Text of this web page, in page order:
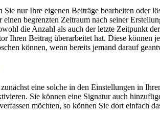
nur Ihre eigenen Beiträge bearbeiten oder
begrenzten Zeitraum nach seiner
die Anzahl als auch der letzte Zeitpunkt
Ihren Beitrag überarbeitet hat. Diese
können, wenn bereits jemand darauf
eine solche in den Einstellungen in
Sie können eine Signatur auch
möchten, so können Sie dort einfach